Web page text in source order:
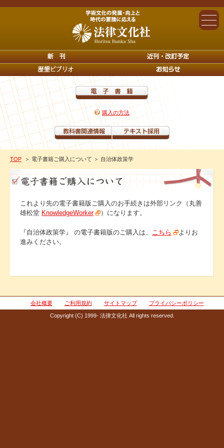
購入の方法
TOP ＞ 電子書籍ご購入について ＞ 自治体政策学
これより先の電子書籍版ご購入のお手続きは外部リンク（丸善
雄松堂 KnowledgeWorker ）になります。
『自治体政策学』 の電子書籍版のご購入は、 こちら
よりお
進みください。
会社概要 ご利用規約 サイトマップ プライバシーポリシー
Copyright (C) 1999- 法律文化社 All rights reserved.